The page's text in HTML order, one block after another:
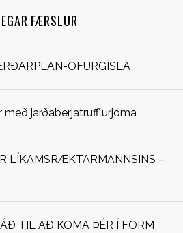
FÆRSLUR
OFURGÍSLA
með jarðaberjatrufflurjóma
LÍKAMSRÆKTARMANNSINS –
TIL AÐ KOMA ÞÉR Í FORM